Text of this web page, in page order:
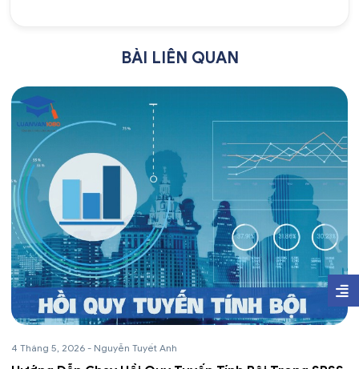
BÀI LIÊN QUAN
4 Tháng 5, 2026 - Nguyễn Tuyết Anh